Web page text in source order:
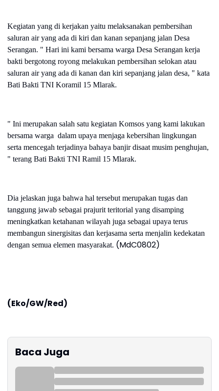
Kegiatan yang di kerjakan yaitu melaksanakan pembersihan
saluran air yang ada di kiri dan kanan sepanjang jalan Desa
Serangan. " Hari ini kami bersama warga Desa Serangan kerja
bakti bergotong royong melakukan pembersihan selokan atau
saluran air yang ada di kanan dan kiri sepanjang jalan desa, " kata
Bati Bakti TNI Koramil 15 Mlarak.
" Ini merupakan salah satu kegiatan Komsos yang kami lakukan
bersama warga dalam upaya menjaga kebersihan lingkungan
serta mencegah terjadinya bahaya banjir disaat musim penghujan,
" terang Bati Bakti TNI Ramil 15 Mlarak.
Dia jelaskan juga bahwa hal tersebut merupakan tugas dan
tanggung jawab sebagai prajurit teritorial yang disamping
meningkatkan ketahanan wilayah juga sebagai upaya terus
membangun sinergisitas dan kerjasama serta menjalin kedekatan
dengan semua elemen masyarakat. (MdC0802)
(Eko/GW/Red)
Baca Juga